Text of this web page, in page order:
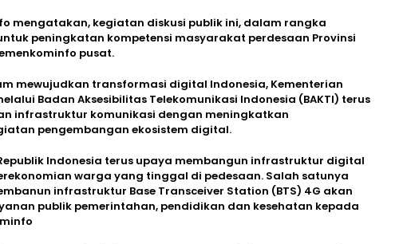
mengatakan, kegiatan diskusi publik ini, dalam rangka
peningkatan kompetensi masyarakat perdesaan Provinsi
pusat.
mewujudkan transformasi digital Indonesia, Kementerian
Badan Aksesibilitas Telekomunikasi Indonesia (BAKTI) terus
infrastruktur komunikasi dengan meningkatkan
pengembangan ekosistem digital.
Indonesia terus upaya membangun infrastruktur digital
warga yang tinggal di pedesaan. Salah satunya
infrastruktur Base Transceiver Station (BTS) 4G akan
publik pemerintahan, pendidikan dan kesehatan kepada